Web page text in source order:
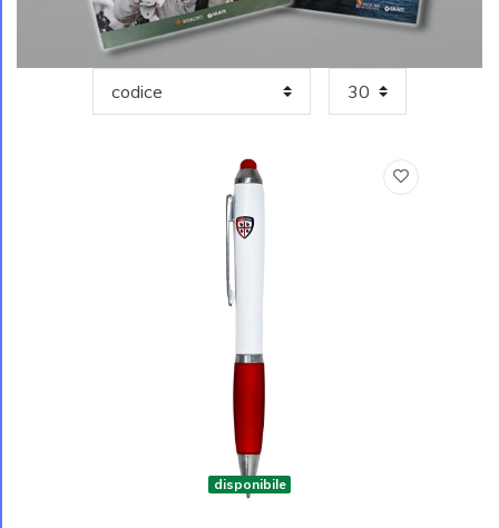
disponibile